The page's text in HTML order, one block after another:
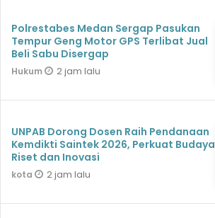
Polrestabes Medan Sergap Pasukan
Tempur Geng Motor GPS Terlibat Jual
Beli Sabu Disergap
Hukum 2 jam lalu
UNPAB Dorong Dosen Raih Pendanaan
Kemdikti Saintek 2026, Perkuat Budaya
Riset dan Inovasi
kota 2 jam lalu